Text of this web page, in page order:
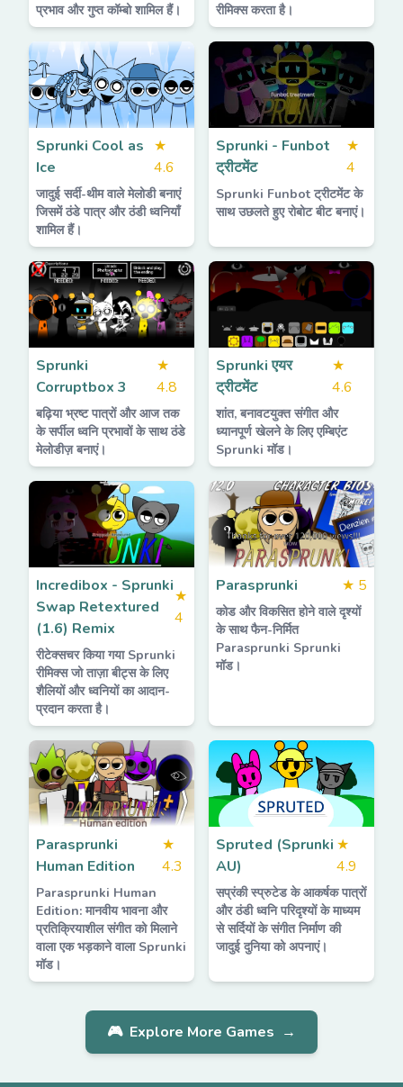
प्रभाव और गुप्त कॉम्बो शामिल हैं।
रीमिक्स करता है।
Sprunki Cool as
Ice
★
4.6
जादुई सर्दी-थीम वाले मेलोडी बनाएं
जिसमें ठंडे पात्र और ठंडी ध्वनियाँ
शामिल हैं।
Sprunki - Funbot
ट्रीटमेंट
★
4
Sprunki Funbot ट्रीटमेंट के
साथ उछलते हुए रोबोट बीट बनाएं।
Sprunki
Corruptbox 3
★
4.8
बढ़िया भ्रष्ट पात्रों और आज तक
के सर्पील ध्वनि प्रभावों के साथ ठंडे
मेलोडीज़ बनाएं।
Sprunki एयर
ट्रीटमेंट
★
4.6
शांत, बनावटयुक्त संगीत और
ध्यानपूर्ण खेलने के लिए एम्बिएंट
Sprunki मॉड।
Incredibox - Sprunki
Swap Retextured
(1.6) Remix
★
4
रीटेक्सचर किया गया Sprunki
रीमिक्स जो ताज़ा बीट्स के लिए
शैलियों और ध्वनियों का आदान-
प्रदान करता है।
Parasprunki ★ 5
कोड और विकसित होने वाले दृश्यों
के साथ फैन-निर्मित
Parasprunki Sprunki
मॉड।
Parasprunki
Human Edition
★
4.3
Parasprunki Human
Edition: मानवीय भावना और
प्रतिक्रियाशील संगीत को मिलाने
वाला एक भड़काने वाला Sprunki
मॉड।
Spruted (Sprunki
AU)
★
4.9
सप्रंकी स्प्रुटेड के आकर्षक पात्रों
और ठंडी ध्वनि परिदृश्यों के माध्यम
से सर्दियों के संगीत निर्माण की
जादुई दुनिया को अपनाएं।
🎮 Explore More Games →